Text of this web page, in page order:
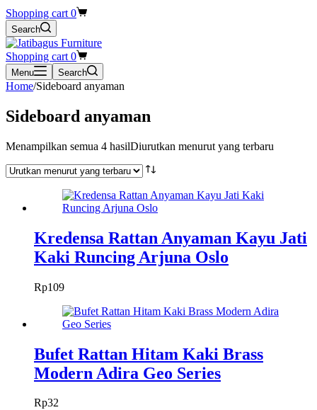
Shopping cart 0
Search
Shopping cart 0
Menu Search
Home/Sideboard anyaman
Sideboard anyaman
Menampilkan semua 4 hasilDiurutkan menurut yang terbaru
Kredensa Rattan Anyaman Kayu Jati
Kaki Runcing Arjuna Oslo
Rp109
Bufet Rattan Hitam Kaki Brass
Modern Adira Geo Series
Rp32